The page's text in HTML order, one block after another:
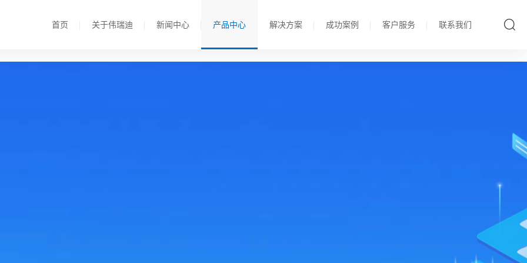
首页 关于伟瑞迪 新闻中心 产品中心 解决方案 成功案例 客户服务 联系我们